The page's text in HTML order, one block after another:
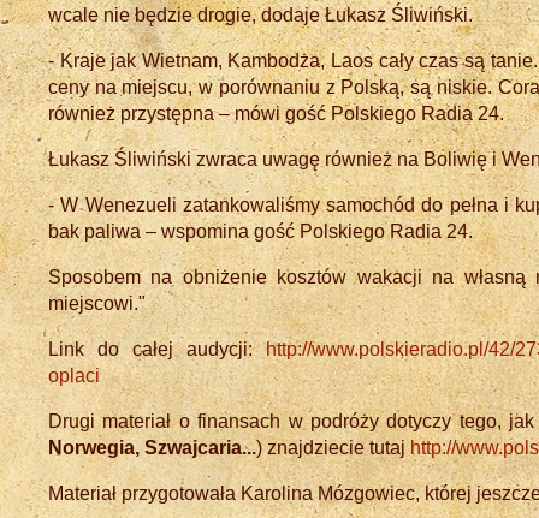
wcale nie będzie drogie, dodaje Łukasz Śliwiński.
- Kraje jak Wietnam, Kambodża, Laos cały czas są
ceny na miejscu, w porównaniu z Polską, są niskie.
również przystępna – mówi gość Polskiego Radia 24.
Łukasz Śliwiński zwraca uwagę również na Boliwię i
- W Wenezueli zatankowaliśmy samochód do pełna i
bak paliwa – wspomina gość Polskiego Radia 24.
Sposobem na obniżenie kosztów wakacji na
miejscowi."
Link do całej audycji:http://www.polskieradio.pl/42/
oplaci
Drugi materiał o finansach w podróży dotyczy tego,
Norwegia, Szwajcaria...) znajdziecie tutajhttp://
Materiał przygotowała Karolina Mózgowiec, której